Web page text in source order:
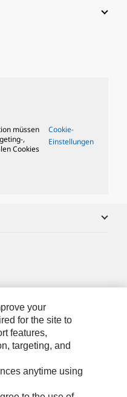
müssen
,
Cookies
Cookie-
Einstellungen
your
for the site to
features,
targeting, and
anytime using